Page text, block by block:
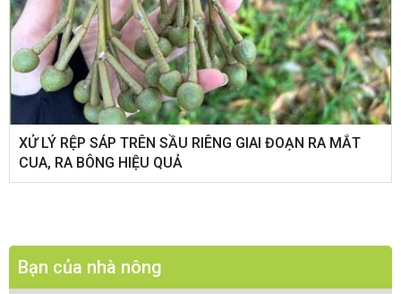
XỬ LÝ RỆP SÁP TRÊN SẦU RIÊNG GIAI ĐOẠN RA MẮT
CUA, RA BÔNG HIỆU QUẢ
Bạn của nhà nông